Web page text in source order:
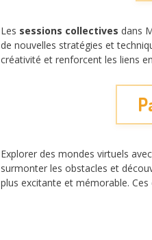
Les sessions collectives dans
de nouvelles stratégies et
créativité et renforcent les liens
Explorer des mondes virtuels
surmonter les obstacles et
plus excitante et mémorable.